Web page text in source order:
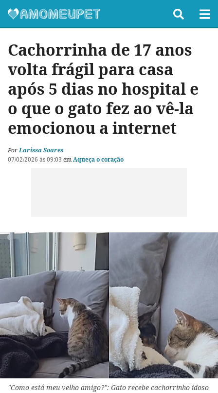
Cachorrinha de 17 anos
volta frágil para casa
após 5 dias no hospital e
o que o gato fez ao vê-la
emocionou a internet
PorLarissa Soares
07/02/2026 às 09:03 emAqueça o coração
"Como está meu velho amigo?": Gato recebe cachorrinho idoso